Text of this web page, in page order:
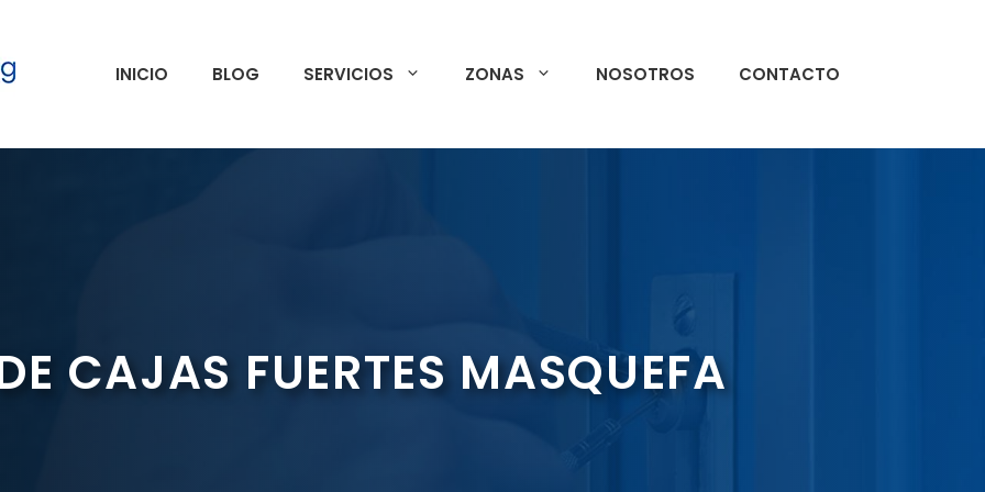
INICIO BLOG SERVICIOS ZONAS NOSOTROS CONTACTO
CAJAS FUERTES MASQUEFA